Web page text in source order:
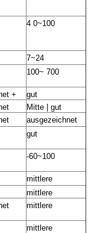
4 0~100
7~24
100~ 700
+
gut
Mitte | gut
ausgezeichnet
gut
-60~100
mittlere
mittlere
mittlere
mittlere